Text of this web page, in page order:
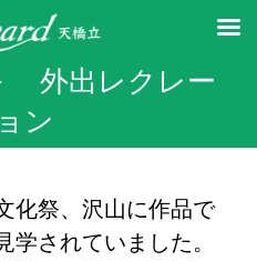
外出レクレー
ン
化祭、沢山に作品で
学されていました。